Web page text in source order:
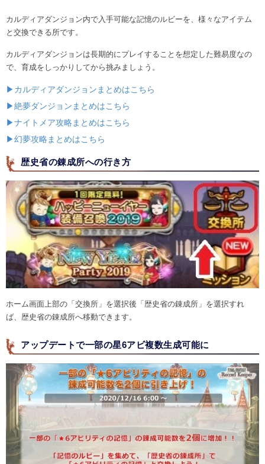
カルディアダンジョン内で入手可能な記憶のルビーを、様々なアイテム
と交換できる所です。
カルディアダンジョンは長期的にプレイすることを想定した難易度なの
で、育成をしっかりしてから挑みましょう。
▶カルディアダンジョンまとめはこちら
▶絶夢ダンジョンまとめはこちら
▶ナイトメア攻略まとめはこちら
▶幻夢攻略まとめはこちら
歴史省の錬成所への行き方
ホーム画面上部の「交換所」を選択後「歴史省の錬成所」を選択すれ
ば、歴史省の錬成所へ移動できます。
アップデートで一部の星6アビ複数生成可能に